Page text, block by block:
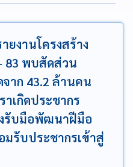
งานโครงสร้าง
83 พบสัดส่วน
าก 43.2 ล้านคน
เกิดประชากร
รับมือพัฒนาฝีมือ
มรับประชากรเข้าสู่